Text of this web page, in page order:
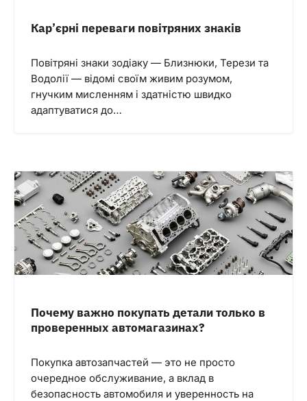
Кар’єрні переваги повітряних знаків
Повітряні знаки зодіаку — Близнюки, Терези та
Водолії — відомі своїм живим розумом,
гнучким мисленням і здатністю швидко
адаптуватися до…
Почему важно покупать детали только в
проверенных автомагазинах?
Покупка автозапчастей — это не просто
очередное обслуживание, а вклад в
безопасность автомобиля и уверенность на